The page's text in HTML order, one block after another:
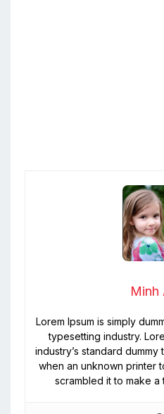
Minh
Lorem Ipsum is simply
typesetting industry.
industry’s standard dummy
when an unknown printer
scrambled it to make